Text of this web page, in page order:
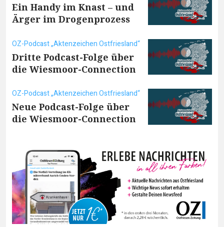
Ein Handy im Knast – und
Ärger im Drogenprozess
OZ-Podcast „Aktenzeichen Ostfriesland“
Dritte Podcast-Folge über
die Wiesmoor-Connection
OZ-Podcast „Aktenzeichen Ostfriesland“
Neue Podcast-Folge über
die Wiesmoor-Connection